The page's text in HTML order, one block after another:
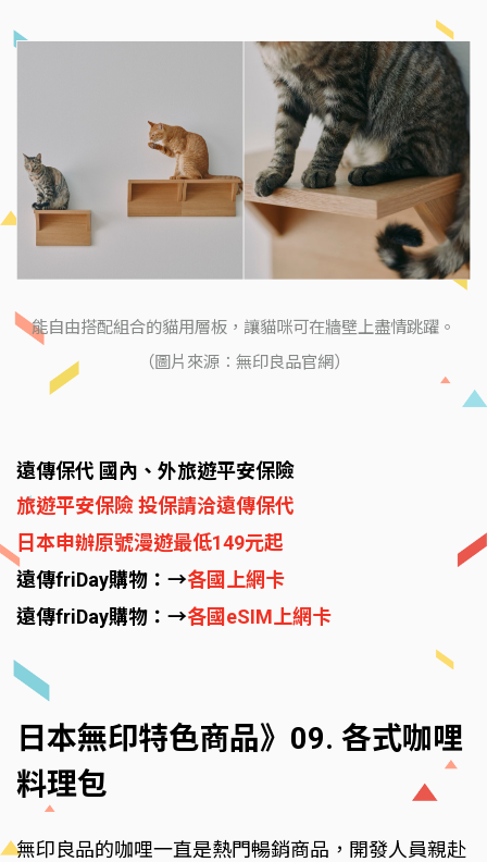
能自由搭配組合的貓用層板，讓貓咪可在牆壁上盡情跳躍。
（圖片來源：無印良品官網）
遠傳保代 國內、外旅遊平安保險
旅遊平安保險 投保請洽遠傳保代
日本申辦原號漫遊最低149元起
遠傳friDay購物：→各國上網卡
遠傳friDay購物：→各國eSIM上網卡
日本無印特色商品》09. 各式咖哩
料理包
無印良品的咖哩一直是熱門暢銷商品，開發人員親赴